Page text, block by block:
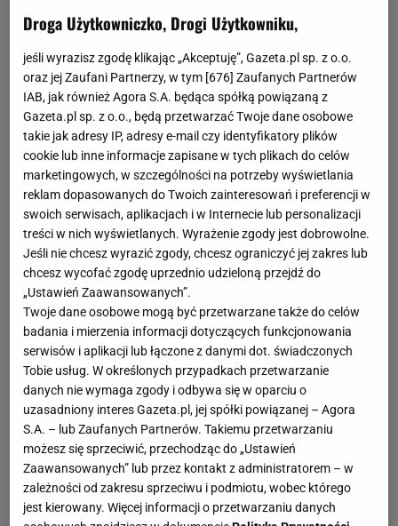
Droga Użytkowniczko, Drogi Użytkowniku,
jeśli wyrazisz zgodę klikając „Akceptuję”, Gazeta.pl sp. z o.o.
oraz jej Zaufani Partnerzy, w tym [676] Zaufanych Partnerów
IAB, jak również Agora S.A. będąca spółką powiązaną z
Gazeta.pl sp. z o.o., będą przetwarzać Twoje dane osobowe
takie jak adresy IP, adresy e-mail czy identyfikatory plików
cookie lub inne informacje zapisane w tych plikach do celów
marketingowych, w szczególności na potrzeby wyświetlania
reklam dopasowanych do Twoich zainteresowań i preferencji w
swoich serwisach, aplikacjach i w Internecie lub personalizacji
treści w nich wyświetlanych. Wyrażenie zgody jest dobrowolne.
Jeśli nie chcesz wyrazić zgody, chcesz ograniczyć jej zakres lub
chcesz wycofać zgodę uprzednio udzieloną przejdź do
„Ustawień Zaawansowanych”.
Twoje dane osobowe mogą być przetwarzane także do celów
badania i mierzenia informacji dotyczących funkcjonowania
serwisów i aplikacji lub łączone z danymi dot. świadczonych
Tobie usług. W określonych przypadkach przetwarzanie
danych nie wymaga zgody i odbywa się w oparciu o
uzasadniony interes Gazeta.pl, jej spółki powiązanej – Agora
S.A. – lub Zaufanych Partnerów. Takiemu przetwarzaniu
możesz się sprzeciwić, przechodząc do „Ustawień
Zaawansowanych” lub przez kontakt z administratorem – w
zależności od zakresu sprzeciwu i podmiotu, wobec którego
jest kierowany. Więcej informacji o przetwarzaniu danych